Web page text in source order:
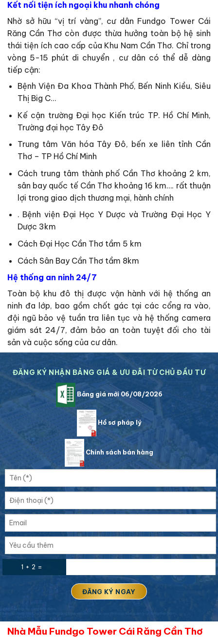
Kết nối tiện ích ngoại khu nhanh chóng
Nhờ sở hữu “vị trí vàng”, cư dân Fundgo Tower Cái
Răng Cần Thơ còn được thừa hưởng toàn bộ hệ sinh
thái tiện ích cao cấp của Khu Nam Cần Thơ. Chỉ trong
vòng 5-15 phút di chuyển , cư dân có thể dễ dàng
tiếp cận:
Bệnh Viện Đa Khoa Thành Phố, Bến Ninh Kiều, Siêu
Thị Big C…
Kế cận trường Đại học Kiến trúc TP. Hồ Chí Minh,
Trường đại học Tây Đô
Trung tâm Văn hóa Tây Đô, bến xe liên tỉnh Cần
Thơ – TP Hồ Chí Minh
Cách trung tâm thành phố Cần Thơ khoảng 2 km,
sân bay quốc tế Cần Thơ khoảng 16 km…. rất thuận
lợi trong giao dịch thương mại, hành chính
. Bệnh viện Đại Học Y Dược và Trường Đại Học Y
Dược 3km
Cách Đại Học Cần Thơ tầm 5 km
Cách Sân Bay Cần Thơ tầm 8km
Hệ thống an ninh 24/7
Toàn bộ khu đô thị được vận hành với hệ thống an
ninh đa lớp, bao gồm chốt gác tại các cổng ra vào,
đội ngũ bảo vệ tuần tra liên tục và hệ thống camera
giám sát 24/7, đảm bảo an toàn tuyệt đối cho tài
sản và cuộc sống của cư dân.
ĐĂNG KÝ NHẬN BẢNG GIÁ & ƯU ĐÃI TỪ CHỦ ĐẦU TƯ
Bảng giá mới 06/08/2026
Hồ sơ pháp lý
Chính sách bán hàng
1 + 2 =
Nhà Mẫu Fundgo Tower Cái Răng Cần Thơ